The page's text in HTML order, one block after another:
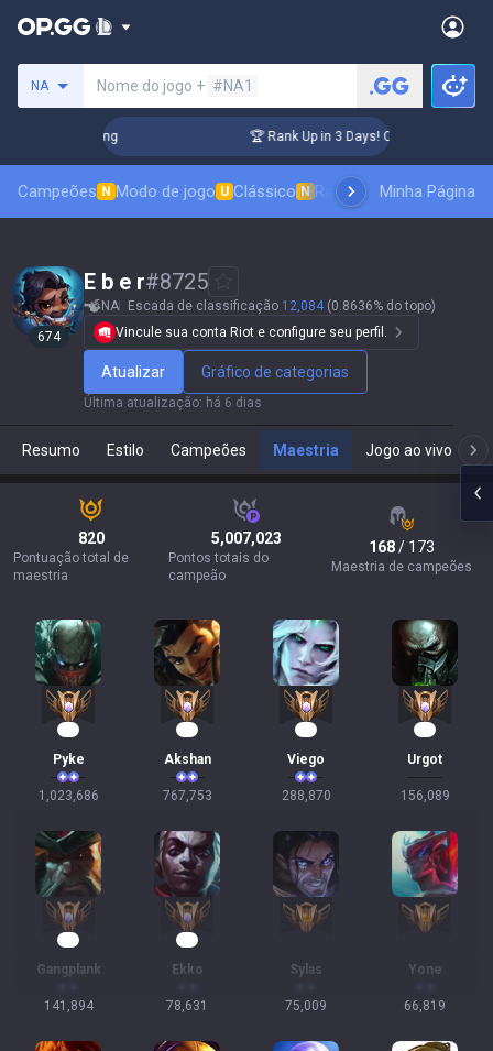
NA Nome do jogo + #NA1
Coaching 🏆 Rank Up in 3 Days! Challenger
Campeões N Modo de jogo U Clássico N Ranking de skins
Minha Página
674
E b e r#8725
NA Escada de classificação 12,084 (0.8636% do topo)
Vincule sua conta Riot e configure seu perfil.
Atualizar Gráfico de categorias
Última atualização: há 6 dias
Resumo Estilo Campeões Maestria Jogo ao vivo
820
Pontuação total de
maestria
5,007,023
Pontos totais do
campeão
168/ 173
Maestria de campeões
Pyke
1,023,686
Akshan
767,753
Viego
288,870
Urgot
156,089
Gangplank
141,894
Ekko
78,631
Sylas
75,009
Yone
66,819